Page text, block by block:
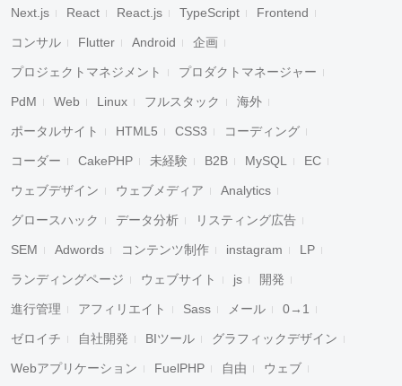
Next.js React React.js TypeScript Frontend
コンサル Flutter Android 企画
プロジェクトマネジメント プロダクトマネージャー
PdM Web Linux フルスタック 海外
ポータルサイト HTML5 CSS3 コーディング
コーダー CakePHP 未経験 B2B MySQL EC
ウェブデザイン ウェブメディア Analytics
グロースハック データ分析 リスティング広告
SEM Adwords コンテンツ制作 instagram LP
ランディングページ ウェブサイト js 開発
進行管理 アフィリエイト Sass メール 0→1
ゼロイチ 自社開発 BIツール グラフィックデザイン
Webアプリケーション FuelPHP 自由 ウェブ